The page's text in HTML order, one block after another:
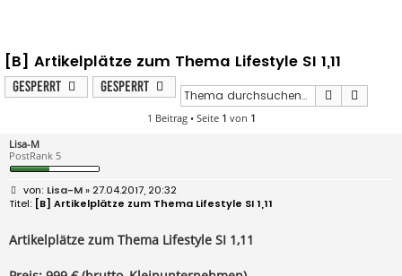
[B] Artikelplätze zum Thema Lifestyle SI 1,11
Gesperrt Gesperrt Suche
1 Beitrag • Seite 1 von 1
Lisa-M
PostRank 5
B
e
i
r
a
Lisa-M» 27.04.2017, 20:32
[B] Artikelplätze zum Thema Lifestyle SI 1,11
Artikelplätze zum Thema Lifestyle SI 1,11